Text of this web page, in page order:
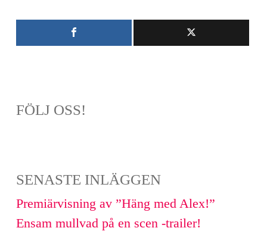
FÖLJ OSS!
SENASTE INLÄGGEN
Premiärvisning av ”Häng med Alex!”
Ensam mullvad på en scen -trailer!